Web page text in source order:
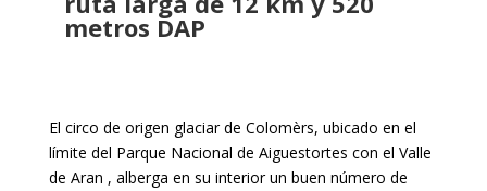
metros DAP
El circo de origen glaciar de Colomèrs, ubicado en el
límite del Parque Nacional de Aiguestortes con el Valle
de Aran , alberga en su interior un buen número de